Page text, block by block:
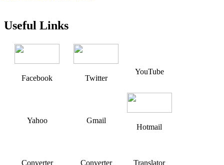
Useful Links
Facebook Twitter
YouTube
Yahoo Gmail
Hotmail
Converter Converter Translator